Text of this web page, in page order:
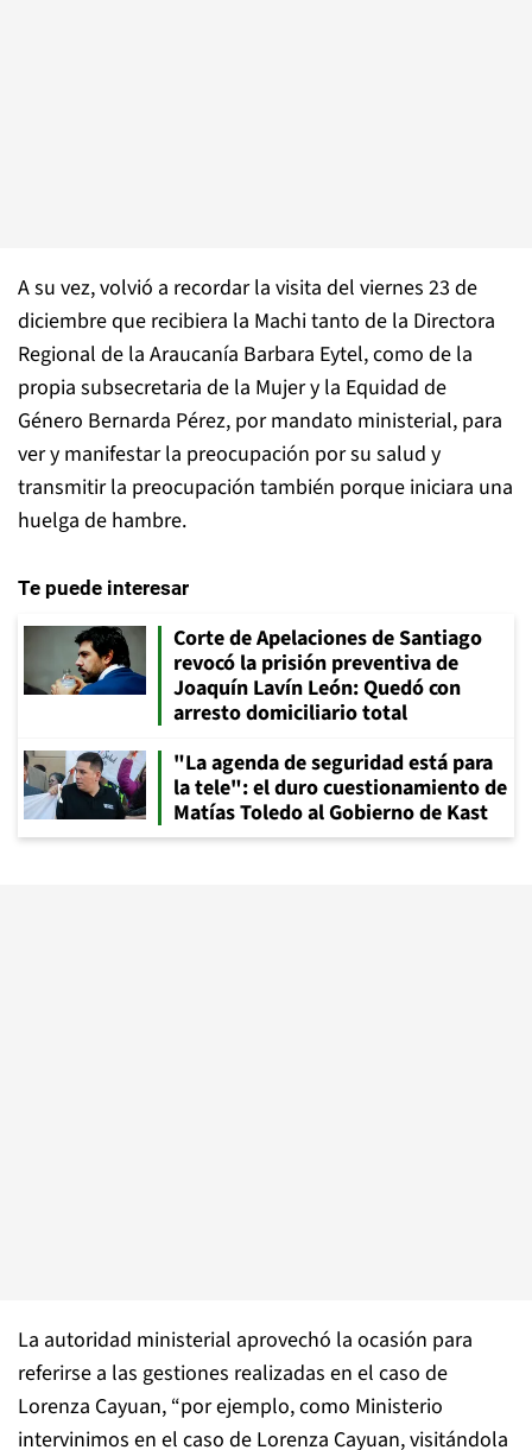
A su vez, volvió a recordar la visita del viernes 23 de
diciembre que recibiera la Machi tanto de la Directora
Regional de la Araucanía Barbara Eytel, como de la
propia subsecretaria de la Mujer y la Equidad de
Género Bernarda Pérez, por mandato ministerial, para
ver y manifestar la preocupación por su salud y
transmitir la preocupación también porque iniciara una
huelga de hambre.
Te puede interesar
Corte de Apelaciones de Santiago
revocó la prisión preventiva de
Joaquín Lavín León: Quedó con
arresto domiciliario total
"La agenda de seguridad está para
la tele": el duro cuestionamiento de
Matías Toledo al Gobierno de Kast
La autoridad ministerial aprovechó la ocasión para
referirse a las gestiones realizadas en el caso de
Lorenza Cayuan, “por ejemplo, como Ministerio
intervinimos en el caso de Lorenza Cayuan, visitándola